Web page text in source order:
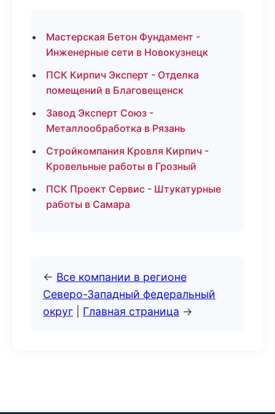
Мастерская Бетон Фундамент -
Инженерные сети в Новокузнецк
ПСК Кирпич Эксперт - Отделка
помещений в Благовещенск
Завод Эксперт Союз -
Металлообработка в Рязань
Стройкомпания Кровля Кирпич -
Кровельные работы в Грозный
ПСК Проект Сервис - Штукатурные
работы в Самара
← Все компании в регионе
Северо-Западный федеральный
округ
Главная страница →